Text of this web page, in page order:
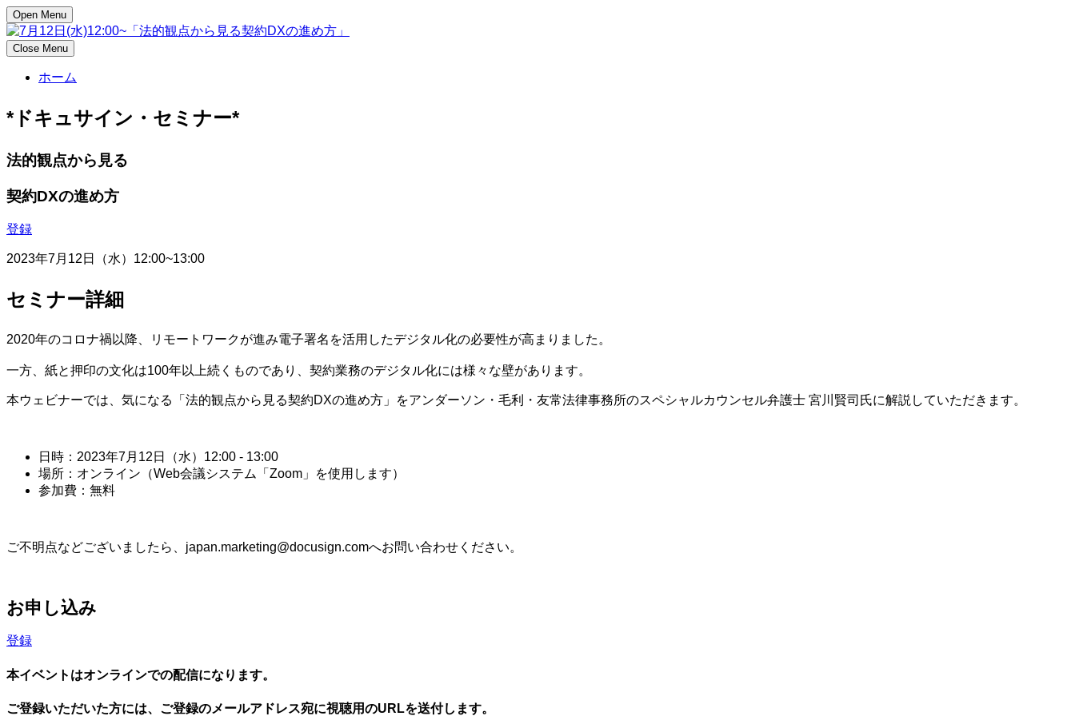
Open Menu
Close Menu
ホーム
*ドキュサイン・セミナー*
法的観点から見る
契約DXの進め方
登録
2023年7月12日（水）12:00~13:00
セミナー詳細
2020年のコロナ禍以降、リモートワークが進み電子署名を活用したデジタル化の必要性が高まりました。
一方、紙と押印の文化は100年以上続くものであり、契約業務のデジタル化には様々な壁があります。
本ウェビナーでは、気になる「法的観点から見る契約DXの進め方」をアンダーソン・毛利・友常法律事務所のスペシャルカウンセル弁護士 宮川賢司氏に解説していただきます。
日時：2023年7月12日（水）12:00 - 13:00
場所：オンライン（Web会議システム「Zoom」を使用します）
参加費：無料
ご不明点などございましたら、japan.marketing@docusign.comへお問い合わせください。
お申し込み
登録
本イベントはオンラインでの配信になります。
ご登録いただいた方には、ご登録のメールアドレス宛に視聴用のURLを送付します。